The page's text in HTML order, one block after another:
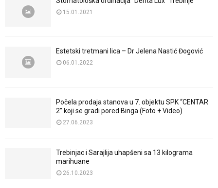
15.01.2021
Estetski tretmani lica – Dr Jelena Nastić Đogović
06.01.2022
Počela prodaja stanova u 7. objektu SPK “CENTAR
2” koji se gradi pored Binga (Foto + Video)
27.06.2023
Trebinjac i Sarajlija uhapšeni sa 13 kilograma
marihuane
26.10.2023